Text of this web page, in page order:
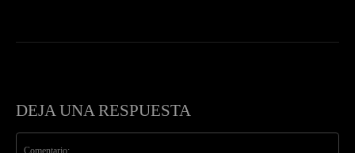
DEJA UNA RESPUESTA